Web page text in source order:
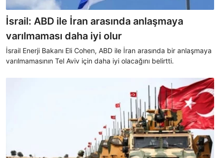
İsrail: ABD ile İran arasında anlaşmaya
varılmaması daha iyi olur
İsrail Enerji Bakanı Eli Cohen, ABD ile İran arasında bir anlaşmaya
varılmamasının Tel Aviv için daha iyi olacağını belirtti.